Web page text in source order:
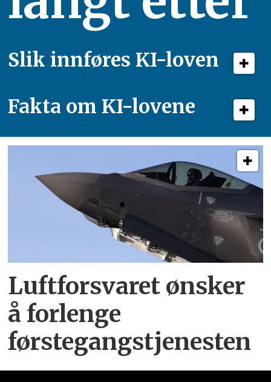
Slik innføres KI-loven
Fakta om KI-lovene
Luftforsvaret ønsker
å forlenge
førstegangstjenesten